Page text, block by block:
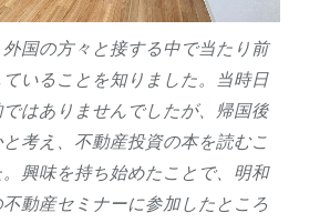
外国の方々と接する中で当たり前
いることを知りました。当時日
はありませんでしたが、帰国後
考え、不動産投資の本を読むこ
興味を持ち始めたことで、明和
動産セミナーに参加したところ